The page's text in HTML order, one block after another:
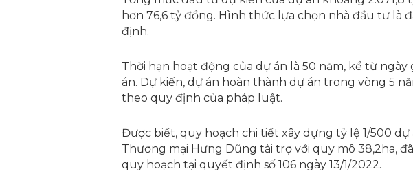
hơn 76,6 tỷ đồng. Hình thức lựa chọn nhà đầu tư
định.
Thời hạn hoạt động của dự án là 50 năm, kể từ
án. Dự kiến, dự án hoàn thành dự án trong vòng 5
theo quy định của pháp luật.
Được biết, quy hoạch chi tiết xây dựng tỷ lệ 1/500
Thương mại Hưng Dũng tài trợ với quy mô 38,2ha,
quy hoạch tại quyết định số 106 ngày 13/1/2022.